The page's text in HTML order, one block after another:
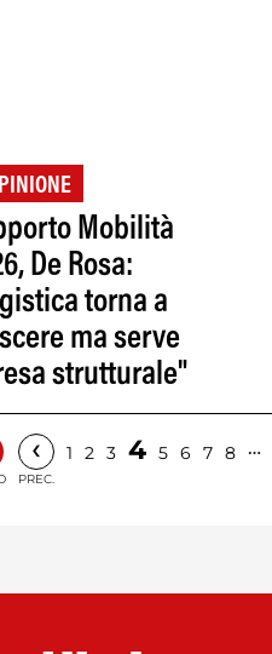
Mobilità
De Rosa:
torna a
ma serve
strutturale"
‹
PREC.
1 2 3 4 5 6 7 8 …